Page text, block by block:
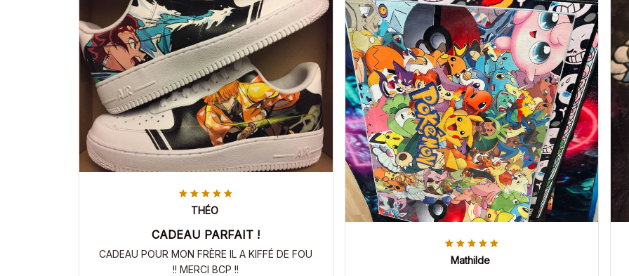
THÉO
CADEAU PARFAIT !
CADEAU POUR MON FRÈRE IL A KIFFÉ DE FOU
!! MERCI BCP !!
Mathilde